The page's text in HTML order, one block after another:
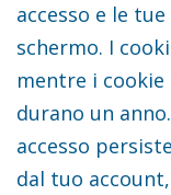
accesso e le
schermo. I
mentre i
durano un
accesso
dal tuo